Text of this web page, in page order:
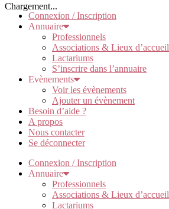
Chargement...
Connexion / Inscription
Annuaire
Professionnels
Associations & Lieux d’accueil
Lactariums
S’inscrire dans l’annuaire
Evènements
Voir les évènements
Ajouter un évènement
Besoin d’aide ?
A propos
Nous contacter
Se déconnecter
Connexion / Inscription
Annuaire
Professionnels
Associations & Lieux d’accueil
Lactariums